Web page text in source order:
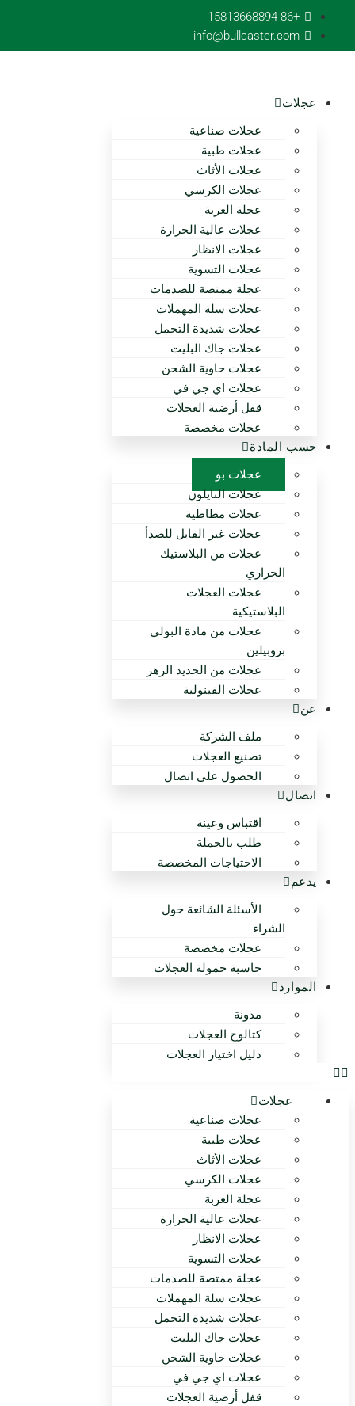
المحتوى
+86 15813668894
info@bullcaster.com
عجلات
عجلات صناعية
عجلات طبية
عجلات الأثاث
عجلات الكرسي
عجلة العربة
عجلات عالية الحرارة
عجلات الانظار
عجلات التسوية
عجلة ممتصة للصدمات
عجلات سلة المهملات
عجلات شديدة التحمل
عجلات جاك البليت
عجلات حاوية الشحن
عجلات اي جي في
قفل أرضية العجلات
عجلات مخصصة
حسب المادة
عجلات بو
عجلات النايلون
عجلات مطاطية
عجلات غير القابل للصدأ
عجلات من البلاستيك
الحراري
عجلات العجلات
البلاستيكية
عجلات من مادة البولي
بروبيلين
عجلات من الحديد الزهر
عجلات الفينولية
عن
ملف الشركة
تصنيع العجلات
الحصول على اتصال
اتصال
اقتباس وعينة
طلب بالجملة
الاحتياجات المخصصة
يدعم
الأسئلة الشائعة حول
الشراء
عجلات مخصصة
حاسبة حمولة العجلات
الموارد
مدونة
كتالوج العجلات
دليل اختيار العجلات
عجلات
عجلات صناعية
عجلات طبية
عجلات الأثاث
عجلات الكرسي
عجلة العربة
عجلات عالية الحرارة
عجلات الانظار
عجلات التسوية
عجلة ممتصة للصدمات
عجلات سلة المهملات
عجلات شديدة التحمل
عجلات جاك البليت
عجلات حاوية الشحن
عجلات اي جي في
قفل أرضية العجلات